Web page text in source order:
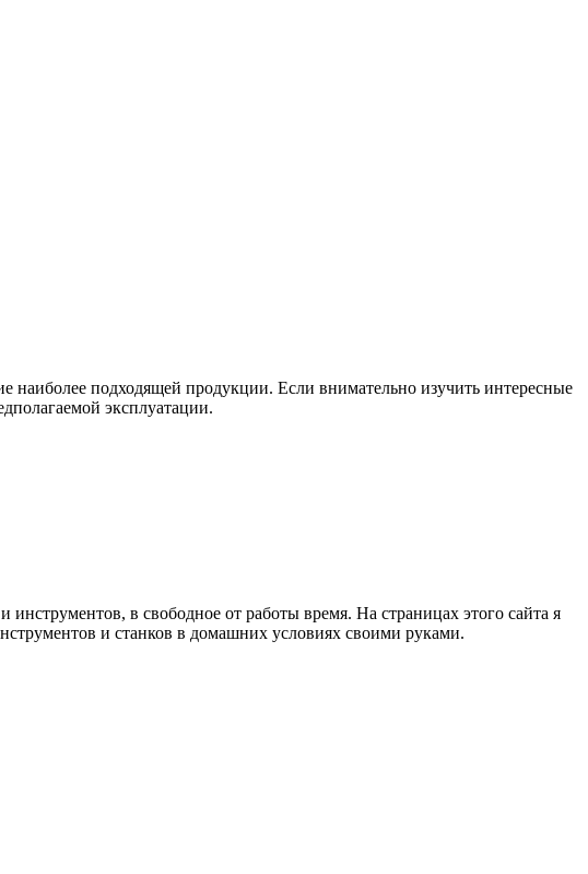
подходящей продукции. Если внимательно изучить интересные
эксплуатации.
в свободное от работы время. На страницах этого сайта я
и станков в домашних условиях своими руками.